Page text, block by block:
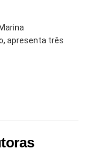
apresenta três